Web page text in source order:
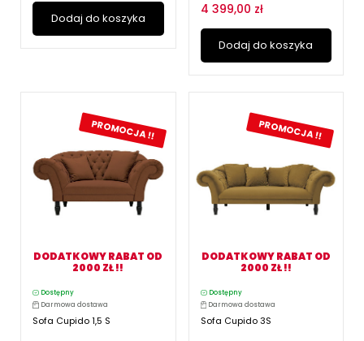
Dodaj do koszyka
4 399,00 zł
Dodaj do koszyka
PROMOCJA !!
DODATKOWY RABAT OD
2000 ZŁ !!
Dostępny
Darmowa dostawa
Sofa Cupido 1,5 S
PROMOCJA !!
DODATKOWY RABAT OD
2000 ZŁ !!
Dostępny
Darmowa dostawa
Sofa Cupido 3S